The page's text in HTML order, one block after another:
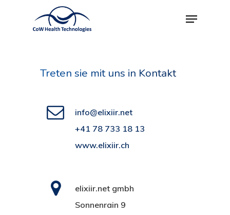
Treten sie mit uns in Kontakt
info@elixiir.net
+41 78 733 18 13
www.elixiir.ch
elixiir.net gmbh
Sonnenrain 9